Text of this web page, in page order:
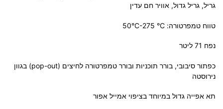
גריל, גריל גדול, אוויר חם עדין
טווח טמפרטורה: 50°C-275 °C
נפח 71 ליטר
כפתור סיבובי, בורר תוכניות ובורר טמפרטורה לחיצים (pop-out) בגוון
נירוסטה
תא אפייה גדול במיוחד בציפוי אמייל אפור